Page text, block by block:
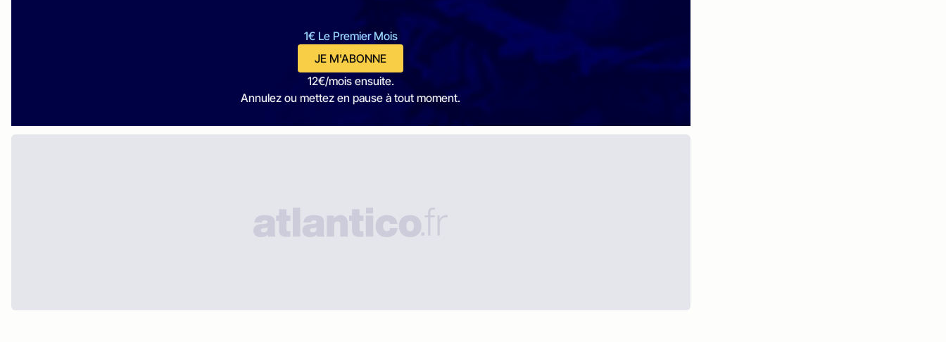
1€ Le Premier Mois
JE M'ABONNE
12€/mois ensuite.
Annulez ou mettez en pause à tout moment.